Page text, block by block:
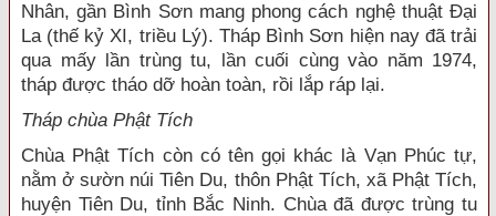
Nhân, gần Bình Sơn mang phong cách nghệ thuật Đại
La (thế kỷ XI, triều Lý). Tháp Bình Sơn hiện nay đã trải
qua mấy lần trùng tu, lần cuối cùng vào năm 1974,
tháp được tháo dỡ hoàn toàn, rồi lắp ráp lại.
Tháp chùa Phật Tích
Chùa Phật Tích còn có tên gọi khác là Vạn Phúc tự,
nằm ở sườn núi Tiên Du, thôn Phật Tích, xã Phật Tích,
huyện Tiên Du, tỉnh Bắc Ninh. Chùa đã được trùng tu